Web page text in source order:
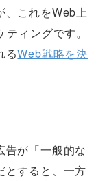
、これをWeb上
ィングです。
るWeb戦略を決
告が「一般的な
とすると、一方